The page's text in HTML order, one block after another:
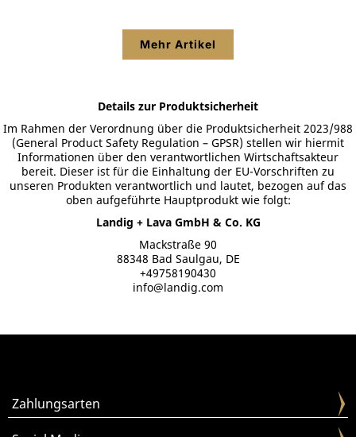
Mehr Artikel
Details zur Produktsicherheit
Im Rahmen der Verordnung über die Produktsicherheit 2023/988
(General Product Safety Regulation – GPSR) stellen wir hiermit
Informationen über den verantwortlichen Wirtschaftsakteur
bereit. Dieser ist für die Einhaltung der EU-Vorschriften zu
unseren Produkten verantwortlich und lautet, bezogen auf das
oben aufgeführte Hauptprodukt wie folgt:
Landig + Lava GmbH & Co. KG
Mackstraße 90
88348 Bad Saulgau, DE
+49758190430
info@landig.com
Zahlungsarten